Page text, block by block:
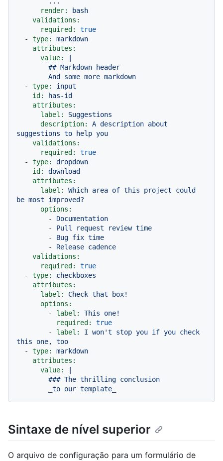
render:
bash
validations:
required:
true
-
type:
markdown
attributes:
value:
-
type:
input
id:
has-id
attributes:
label:
Suggestions
description:
A description about
suggestions to help you
validations:
required:
true
-
type:
dropdown
id:
download
attributes:
label:
Which area of this project
could
be most
improved?
options:
-
Documentation
-
Pull request review time
-
Bug fix time
-
Release cadence
validations:
required:
true
-
type:
checkboxes
attributes:
label:
Check that
box!
options:
-
label: This
one!
required:
true
-
label: I won't stop you if you check
this
one,
too
-
type:
markdown
attributes:
value:
Sintaxe de nível superior
O arquivo de configuração para um formulário de